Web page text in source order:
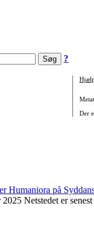
?
Der
Netstedet er